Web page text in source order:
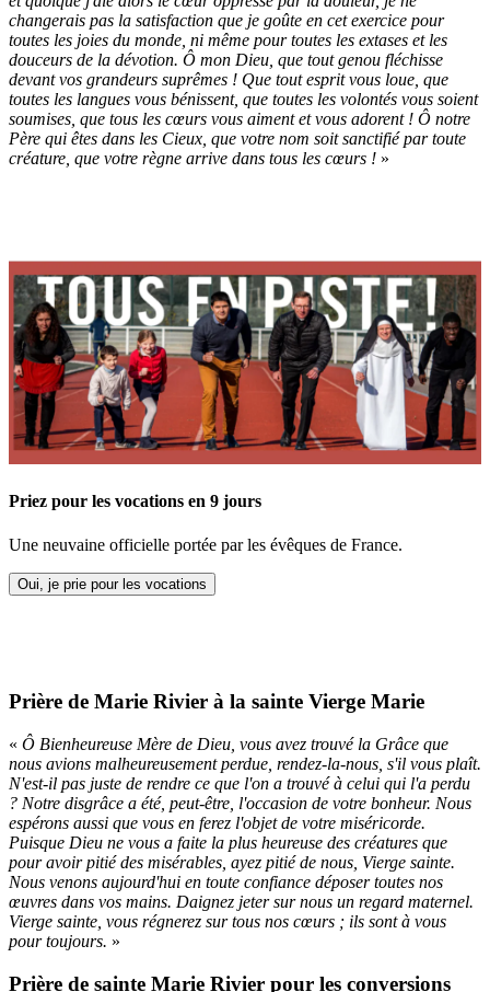
changerais pas la satisfaction que je goûte en cet exercice pour
toutes les joies du monde, ni même pour toutes les extases et les
douceurs de la dévotion. Ô mon Dieu, que tout genou fléchisse
devant vos grandeurs suprêmes ! Que tout esprit vous loue, que
toutes les langues vous bénissent, que toutes les volontés vous soient
soumises, que tous les cœurs vous aiment et vous adorent ! Ô notre
Père qui êtes dans les Cieux, que votre nom soit sanctifié par toute
créature, que votre règne arrive dans tous les cœurs ! »
Priez pour les vocations en 9 jours
Une neuvaine officielle portée par les évêques de France.
Oui, je prie pour les vocations
Prière de Marie Rivier à la sainte Vierge Marie
« Ô Bienheureuse Mère de Dieu, vous avez trouvé la Grâce que
nous avions malheureusement perdue, rendez-la-nous, s'il vous plaît.
N'est-il pas juste de rendre ce que l'on a trouvé à celui qui l'a perdu
? Notre disgrâce a été, peut-être, l'occasion de votre bonheur. Nous
espérons aussi que vous en ferez l'objet de votre miséricorde.
Puisque Dieu ne vous a faite la plus heureuse des créatures que
pour avoir pitié des misérables, ayez pitié de nous, Vierge sainte.
Nous venons aujourd'hui en toute confiance déposer toutes nos
œuvres dans vos mains. Daignez jeter sur nous un regard maternel.
Vierge sainte, vous régnerez sur tous nos cœurs ; ils sont à vous
pour toujours. »
Prière de sainte Marie Rivier pour les conversions